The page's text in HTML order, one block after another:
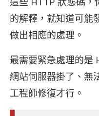
的解釋，就知道可能
做出相應的處理。
最需要緊急處理的是
網站伺服器掛了、無
工程師修復才行。